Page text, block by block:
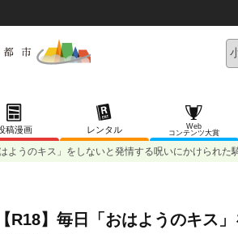
稿漫画 レンタル
Web
コンテンツ大賞
ようのキス」をしないと発情する呪いにかけられた
【R18】毎日「おはようのキス